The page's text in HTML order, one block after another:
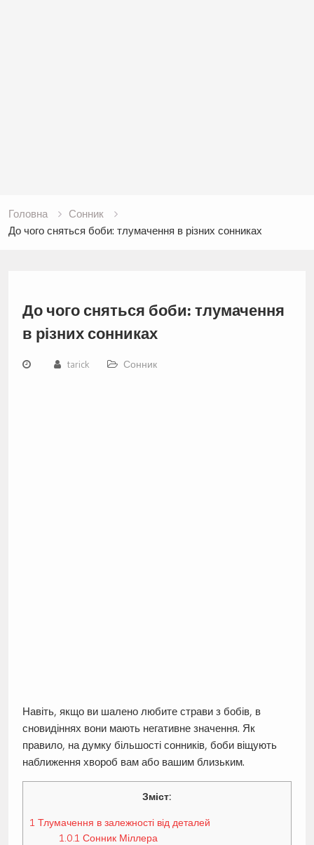
Головна
Сонник
До чого сняться боби: тлумачення в різних сонниках
До чого сняться боби: тлумачення
в різних сонниках
tarick Сонник
Навіть, якщо ви шалено любите страви з бобів, в
сновидіннях вони мають негативне значення. Як
правило, на думку більшості сонників, боби віщують
наближення хвороб вам або вашим близьким.
Зміст:
1 Тлумачення в залежності від деталей
1.0.1 Сонник Міллера